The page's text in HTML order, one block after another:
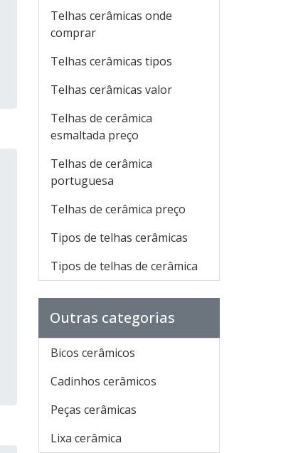
Telhas cerâmicas onde
comprar
Telhas cerâmicas tipos
Telhas cerâmicas valor
Telhas de cerâmica
esmaltada preço
Telhas de cerâmica
portuguesa
Telhas de cerâmica preço
Tipos de telhas cerâmicas
Tipos de telhas de cerâmica
Outras categorias
Bicos cerâmicos
Cadinhos cerâmicos
Peças cerâmicas
Lixa cerâmica